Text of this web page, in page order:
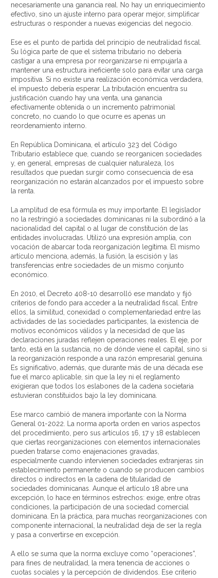
necesariamente una ganancia real. No hay un enriquecimiento
efectivo, sino un ajuste interno para operar mejor, simplificar
estructuras o responder a nuevas exigencias del negocio.
Ese es el punto de partida del principio de neutralidad fiscal.
Su lógica parte de que el sistema tributario no debería
castigar a una empresa por reorganizarse ni empujarla a
mantener una estructura ineficiente solo para evitar una carga
impositiva. Si no existe una realización económica verdadera,
el impuesto debería esperar. La tributación encuentra su
justificación cuando hay una venta, una ganancia
efectivamente obtenida o un incremento patrimonial
concreto, no cuando lo que ocurre es apenas un
reordenamiento interno.
En República Dominicana, el artículo 323 del Código
Tributario establece que, cuando se reorganicen sociedades
y, en general, empresas de cualquier naturaleza, los
resultados que puedan surgir como consecuencia de esa
reorganización no estarán alcanzados por el impuesto sobre
la renta.
La amplitud de esa fórmula es muy importante. El legislador
no la restringió a sociedades dominicanas ni la subordinó a la
nacionalidad del capital o al lugar de constitución de las
entidades involucradas. Utilizó una expresión amplia, con
vocación de abarcar toda reorganización legítima. El mismo
artículo menciona, además, la fusión, la escisión y las
transferencias entre sociedades de un mismo conjunto
económico.
En 2010, el Decreto 408-10 desarrolló ese mandato y fijó
criterios de fondo para acceder a la neutralidad fiscal. Entre
ellos, la similitud, conexidad o complementariedad entre las
actividades de las sociedades participantes, la existencia de
motivos económicos válidos y la necesidad de que las
declaraciones juradas reflejen operaciones reales. El eje, por
tanto, está en la sustancia, no de dónde viene el capital, sino si
la reorganización responde a una razón empresarial genuina.
Es significativo, además, que durante más de una década ese
fue el marco aplicable, sin que la ley ni el reglamento
exigieran que todos los eslabones de la cadena societaria
estuvieran constituidos bajo la ley dominicana.
Ese marco cambió de manera importante con la Norma
General 01-2022. La norma aporta orden en varios aspectos
del procedimiento, pero sus artículos 16, 17 y 18 establecen
que ciertas reorganizaciones con elementos internacionales
pueden tratarse como enajenaciones gravadas,
especialmente cuando intervienen sociedades extranjeras sin
establecimiento permanente o cuando se producen cambios
directos o indirectos en la cadena de titularidad de
sociedades dominicanas. Aunque el artículo 18 abre una
excepción, lo hace en términos estrechos: exige, entre otras
condiciones, la participación de una sociedad comercial
dominicana. En la práctica, para muchas reorganizaciones con
componente internacional, la neutralidad deja de ser la regla
y pasa a convertirse en excepción.
A ello se suma que la norma excluye como “operaciones”,
para fines de neutralidad, la mera tenencia de acciones o
cuotas sociales y la percepción de dividendos. Ese criterio